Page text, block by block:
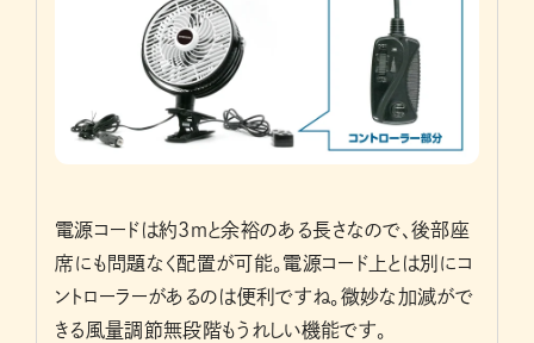
電源コードは約3ｍと余裕のある長さなので、後部座
席にも問題なく配置が可能。電源コード上とは別にコ
ントローラーがあるのは便利ですね。微妙な加減がで
きる風量調節無段階もうれしい機能です。